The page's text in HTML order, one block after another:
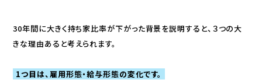
30年間に大きく持ち家比率が下がった背景を説明すると、３つの大
きな理由あると考えられます。
1つ目は、雇用形態・給与形態の変化です。